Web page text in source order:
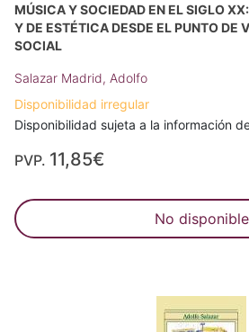
MÚSICA Y SOCIEDAD EN EL SIGLO
Y DE ESTÉTICA DESDE EL PUNTO DE
SOCIAL
Salazar Madrid, Adolfo
Disponibilidad irregular
Disponibilidad sujeta a la información
PVP. 11,85€
No disponible